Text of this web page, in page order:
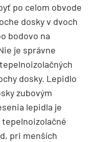
po celom obvode
dosky v dvoch
bodovo na
je správne
dosky. Lepidlo
zubovým
lepidla je
tepelnoizolačné
pri menších